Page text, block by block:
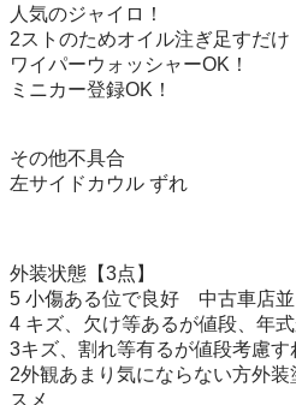
人気のジャイロ！
2ストのためオイル注ぎ足すだけ
ワイパーウォッシャーOK！
ミニカー登録OK！
その他不具合
左サイドカウル ずれ
外装状態【3点】
5 小傷ある位で良好　中古車店並
4 キズ、欠け等あるが値段、年
3キズ、割れ等有るが値段考慮
2外観あまり気にならない方外
スメ